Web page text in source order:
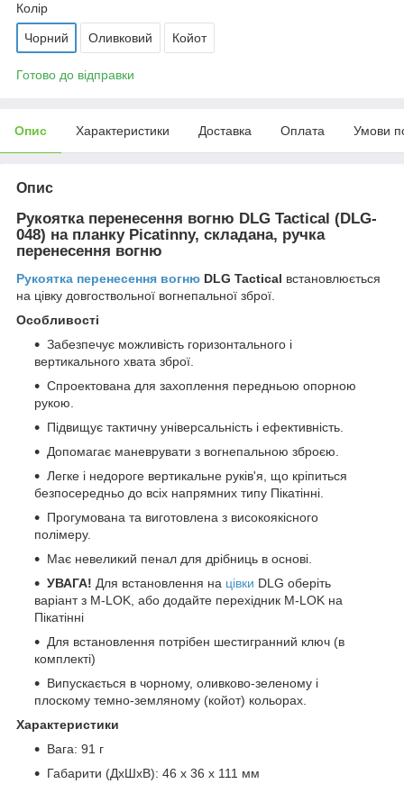
Колір
Чорний Оливковий Койот
Готово до відправки
Опис Характеристики Доставка Оплата Умови
Опис
Рукоятка перенесення вогню DLG Tactical (DLG-
048) на планку Picatinny, складана, ручка
перенесення вогню
Рукоятка перенесення вогню DLG Tactical встановлюється
на цівку довгоствольної вогнепальної зброї.
Особливості
Забезпечує можливість горизонтального і
вертикального хвата зброї.
Спроектована для захоплення передньою опорною
рукою.
Підвищує тактичну універсальність і ефективність.
Допомагає маневрувати з вогнепальною зброєю.
Легке і недороге вертикальне руків'я, що кріпиться
безпосередньо до всіх напрямних типу Пікатінні.
Прогумована та виготовлена з високоякісного
полімеру.
Має невеликий пенал для дрібниць в основі.
УВАГА! Для встановлення на цівки DLG оберіть
варіант з M-LOK, або додайте перехідник M-LOK на
Пікатінні
Для встановлення потрібен шестигранний ключ (в
комплекті)
Випускається в чорному, оливково-зеленому і
плоскому темно-земляному (койот) кольорах.
Характеристики
Вага: 91 г
Габарити (ДхШхВ): 46 х 36 х 111 мм